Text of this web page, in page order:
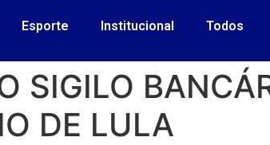
Esporte Institucional Todos
SIGILO
DE LULA